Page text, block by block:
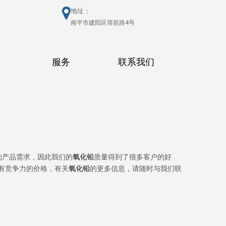
地址：
南平市建阳区塔前路4号
服务 联系我们
品需求，因此我们的氧化铅质量得到了很多客户的好
竞争力的价格，有关氧化铅的更多信息，请随时与我们联